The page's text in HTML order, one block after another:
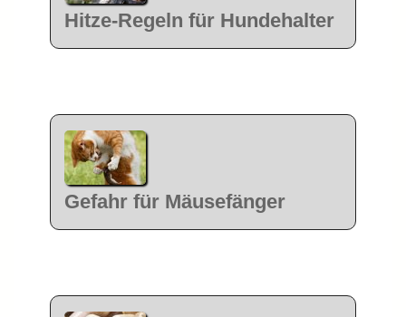
Hitze-Regeln für Hundehalter
Gefahr für Mäusefänger